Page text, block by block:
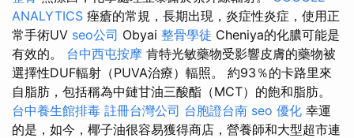
ANALYTICS 痤瘡的常規，長期出現，炎症性炎症，使用正
常手術UV seo公司 Obyai 整骨學徒 Cheniya的化膿可能是
有效的。 台中西屯按摩 肯特光敏藥物受影響皮膚的藥物被
選擇性DUF輻射（PUVA治療）輻照。 約93％的卡路里來
自脂肪，包括稱為中鏈甘油三酸酯（MCT）的飽和脂肪。
台中養生館排毒 註冊台灣公司 台胞證台南 seo 優化 幸運
的是，如今，椰子油很容易獲得商店，營養師和大型超市連